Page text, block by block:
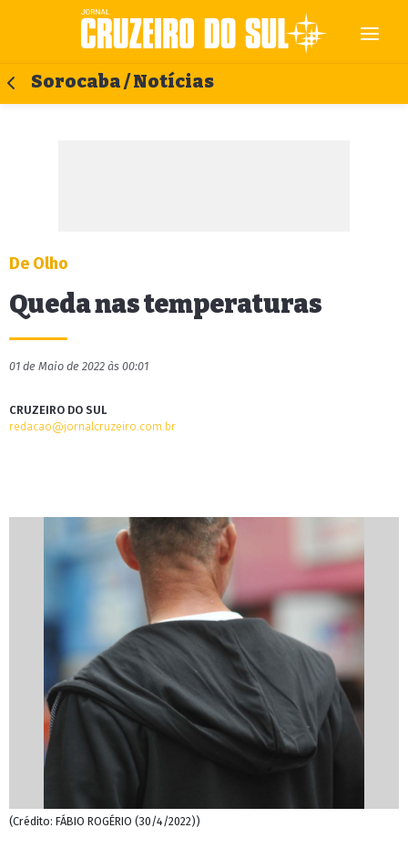
Sorocaba / Notícias
De Olho
Queda nas temperaturas
01 de Maio de 2022 às 00:01
CRUZEIRO DO SUL
redacao@jornalcruzeiro.com.br
(Crédito: FÁBIO ROGÉRIO (30/4/2022))